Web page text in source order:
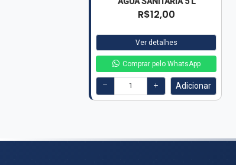
R$12,00
Ver detalhes
Comprar pelo WhatsApp
Adicionar